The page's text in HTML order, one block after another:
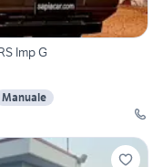
Imp G
Manuale